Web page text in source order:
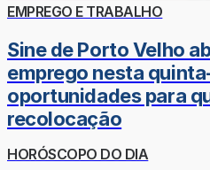
EMPREGO E TRABALHO
Sine de Porto Velho
emprego nesta
oportunidades para
recolocação
HORÓSCOPO DO DIA